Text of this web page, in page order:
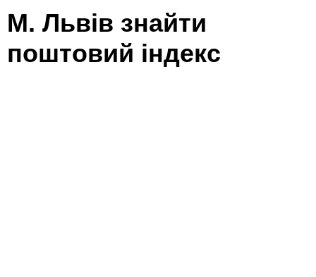
м. Львів знайти
поштовий індекс